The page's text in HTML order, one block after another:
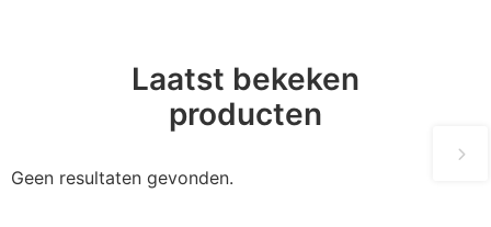
Laatst bekeken
producten
Geen resultaten gevonden.